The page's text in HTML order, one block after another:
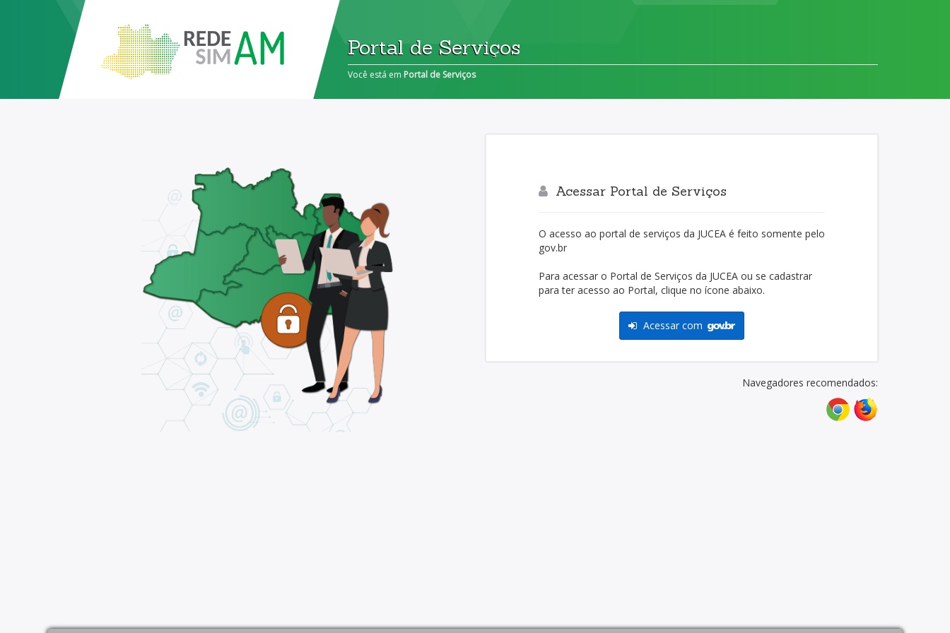
Portal de Serviços
Você está em Portal de Serviços
Acessar Portal de Serviços
O acesso ao portal de serviços da JUCEA é feito somente pelo
gov.br
Para acessar o Portal de Serviços da JUCEA ou se cadastrar
para ter acesso ao Portal, clique no ícone abaixo.
Acessar com
Navegadores recomendados: